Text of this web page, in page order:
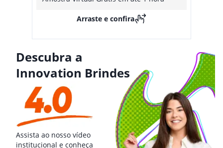
Arraste e confira
Descubra a
Innovation Brindes
Assista ao nosso vídeo
institucional e conheça